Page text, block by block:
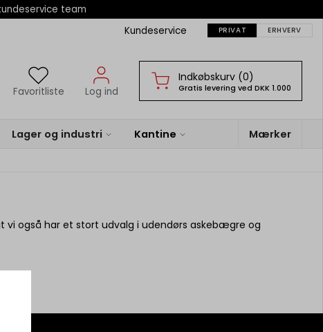
team
Kundeservice PRIVAT ERHVERV
Favoritliste
Log ind
Indkøbskurv (0)
Gratis levering ved DKK 1.000
Lager og industri Kantine Mærker
også har et stort udvalg i udendørs askebægre og